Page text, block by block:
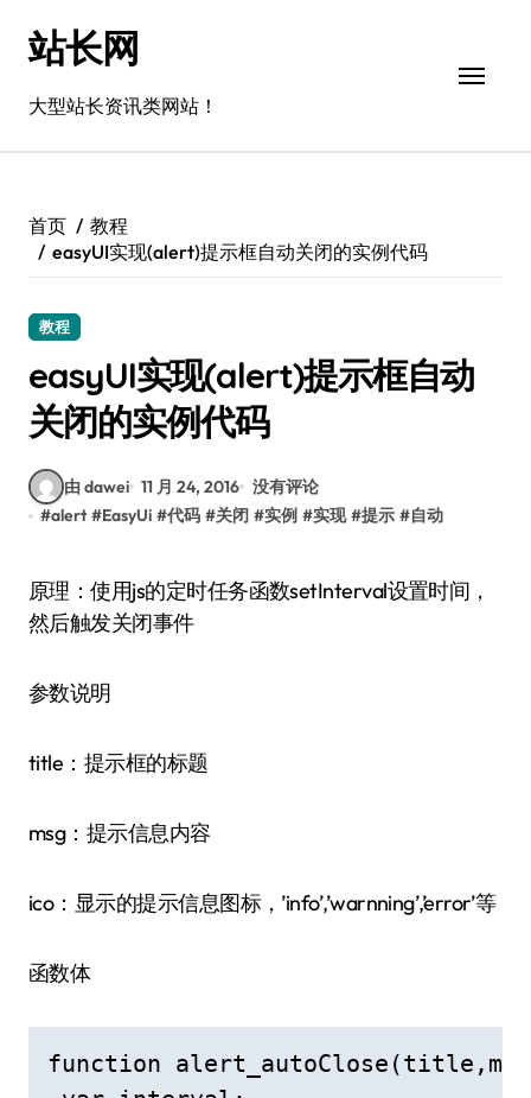
站长网
大型站长资讯类网站！
首页
教程
easyUI实现(alert)提示框自动关闭的实例代码
教程
easyUI实现(alert)提示框自动
关闭的实例代码
由 dawei 11 月 24, 2016 没有评论
#alert #EasyUi #代码 #关闭 #实例 #实现 #提示 #自动
原理：使用js的定时任务函数setInterval设置时间，
然后触发关闭事件
参数说明
title：提示框的标题
msg：提示信息内容
ico：显示的提示信息图标，’info’,’warnning’,’error’等
函数体
function